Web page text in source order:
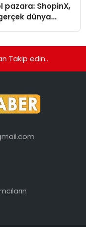
pazara: ShopinX,
dünya
Takip edin..